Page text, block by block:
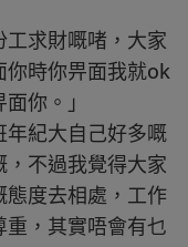
求財嘅啫，大家
你時你畀面我就ok
你。」
紀大自己好多嘅
不過我覺得大家
度去相處，工作
，其實唔會有乜